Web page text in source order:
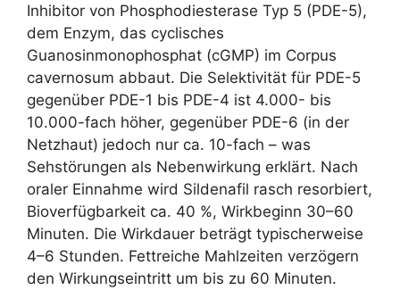
Inhibitor von Phosphodiesterase Typ 5 (PDE-5),
dem Enzym, das cyclisches
Guanosinmonophosphat (cGMP) im Corpus
cavernosum abbaut. Die Selektivität für PDE-5
gegenüber PDE-1 bis PDE-4 ist 4.000- bis
10.000-fach höher, gegenüber PDE-6 (in der
Netzhaut) jedoch nur ca. 10-fach – was
Sehstörungen als Nebenwirkung erklärt. Nach
oraler Einnahme wird Sildenafil rasch resorbiert,
Bioverfügbarkeit ca. 40 %, Wirkbeginn 30–60
Minuten. Die Wirkdauer beträgt typischerweise
4–6 Stunden. Fettreiche Mahlzeiten verzögern
den Wirkungseintritt um bis zu 60 Minuten.